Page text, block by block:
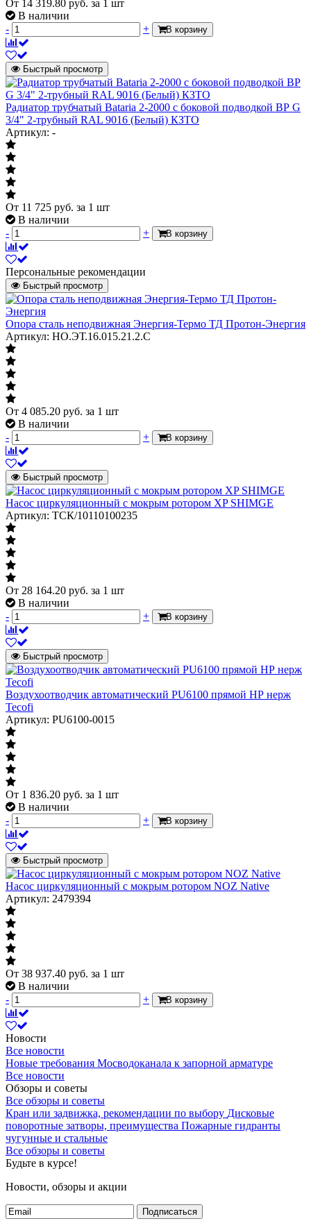
условиях :температурном напоре
(разности среднеарифметической
температуры теплоносителя в
радиаторе и температуры воздуха в
изотермической камере) при Δt70 оС,
температура воздуха в камере 20+/-1,5
oC;расход теплоносителя через прибор
360 кг/ч (0,1 кг/с);движение
теплоносителя по схеме сверху-вниз.
От 14 319.80 руб. за 1 шт
В наличии
-
+ В корзину
Быстрый просмотр
Радиатор трубчатый Bataria 2-2000 с боковой подводкой ВР G
3/4" 2-трубный RAL 9016 (Белый) КЗТО
Артикул: -
От 11 725 руб. за 1 шт
В наличии
-
+ В корзину
Персональные рекомендации
Быстрый просмотр
Опора сталь неподвижная Энергия-Термо ТД Протон-Энергия
Артикул: НО.ЭТ.16.015.21.2.C
От 4 085.20 руб. за 1 шт
В наличии
-
+ В корзину
Быстрый просмотр
Насос циркуляционный с мокрым ротором XP SHIMGE
Артикул: ТСК/10110100235
От 28 164.20 руб. за 1 шт
В наличии
-
+ В корзину
Быстрый просмотр
Воздухоотводчик автоматический PU6100 прямой НР нерж
Tecofi
Артикул: PU6100-0015
От 1 836.20 руб. за 1 шт
В наличии
-
+ В корзину
Быстрый просмотр
Насос циркуляционный с мокрым ротором NOZ Native
Артикул: 2479394
От 38 937.40 руб. за 1 шт
В наличии
-
+ В корзину
Новости
Все новости
Новые требования Мосводоканала к запорной арматуре
Все новости
Обзоры и советы
Все обзоры и советы
Кран или задвижка, рекомендации по выбору Дисковые
поворотные затворы, преимущества Пожарные гидранты
чугунные и стальные
Все обзоры и советы
Будьте в курсе!
Новости, обзоры и акции
Подписаться